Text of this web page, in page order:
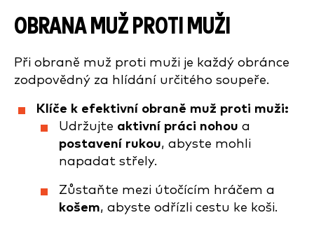
OBRANA MUŽ PROTI MUŽI
Při obraně muž proti muži je každý obránce
zodpovědný za hlídání určitého soupeře.
Klíče k efektivní obraně muž proti muži:
Udržujte aktivní práci nohou a
postavení rukou, abyste mohli
napadat střely.
Zůstaňte mezi útočícím hráčem a
košem, abyste odřízli cestu ke koši.